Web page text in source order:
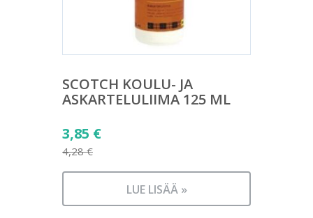
SCOTCH KOULU- JA
ASKARTELULIIMA 125 ML
4,28€
Alkuperäinen
hinta
oli:
3,85 €
Nykyinen
on:
LUE LISÄÄ »